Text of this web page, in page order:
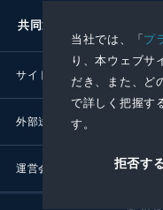
当社では、「プ
り、本ウェブサ
だき、また、ど
で詳しく把握す
す。
拒否す
共同通信社グループ
サイトポリシー
外部送信ポリシー
運営会社